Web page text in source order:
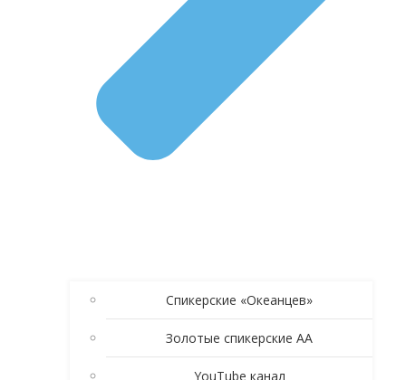
Спикерские «Океанцев»
Золотые спикерские АА
YouTube канал